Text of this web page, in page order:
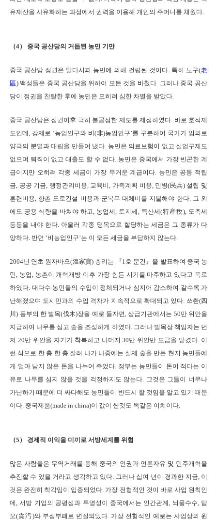
유재산을 사유화하는 과정에서 권력을 이용해 개인의 주머니를 채웠다.
（4） 중국 공산당의 거듭된 농민 기만
중국 공산당 정권은 알다시피 농민에 의해 건립된 것이다. 특히 노구(老
區) 백성들은 중국 공산당을 위하여 모든 것을 바쳤다. 그러나 중국 공산
당이 정권을 찬탈한 후에 농민은 오히려 심한 차별을 받았다.
중국 공산당은 집권이후 극히 불공정한 제도를 제정하였다. 바로 호적제
도인데, 강제로 ‘농업인구와 비(非)농업인구’를 구분하여 국가가 임의로
양극의 분열과 대립을 만들어 냈다. 농민은 의료보험이 없고 실업구제도
없으며 퇴직이 없고 대출도 할 수 없다. 농민은 중국에서 가장 빈곤한 계
급이지만 오히려 각종 세금이 가장 무거운 계급이다. 농민은 공동 적립
금, 공공 기금, 행정관리비용, 교육비, 가족계획 비용, 민병(民兵) 설립 및
훈련비용, 향촌 도로건설 비용과 군복무 대체비를 지불해야 한다. 그 외
에도 공용 식량을 바쳐야 하고, 농업세, 토지세, 특산세(特産稅), 도축세
등등을 내야 한다. 아울러 각종 명목으로 할당하는 세금은 그 종류가 다
양하다. 반면 ‘비농업인구’는 이 모든 세금을 부담하지 않는다.
2004년 연초 원자바오(溫家寶) 총리는 『1호 문건』을 발표하여 중국 농
민, 농업, 농촌이 개혁개방 이후 가장 힘든 시기를 마주하고 있다고 폭로
하였다. 대다수 농민들의 수입이 정체되거나 심지어 감소하여 갈수록 가
난해졌으며 도시민과의 수입 격차가 지속적으로 확대되고 있다. 쓰촨(四
川) 동부의 한 벌목(伐木)장을 예로 들자면, 상급기관에서는 50만 위안을
지급하여 나무를 심고 숲을 조성하게 하였다. 그러나 벌목장 책임자는 먼
저 20만 위안을 자기가 착복하고 나머지 30만 위안만 도급을 맡겼다. 이
런 식으로 한 층 한 층 잘려 나가 나중에는 실제 숲을 만든 현지 농민들에
게 얼마 남지 않은 돈을 나누어 주었다. 정부는 농민들이 돈이 적다는 이
유로 나무를 심지 않을 것을 걱정하지도 않는다. 그것은 그들이 너무나
가난하기 때문에 더 싸다해도 농민들이 반드시 할 것임을 알고 있기 때문
이다. 중국제품(made in china)이 값이 싼것도 똑같은 이치이다.
（5） 경제적 이익을 미끼로 서방세계를 위협
많은 사람들은 무역거래를 통해 중국의 인권과 언론자유 및 민주개혁을
추진할 수 있을 거라고 생각하고 있다. 그러나 십여 년이 경과한 지금, 이
것은 완전히 착각임이 입증되었다. 가장 전형적인 것이 바로 사업 원칙인
데, 서방 기업의 공평성과 투명성이 중국에서는 인간관계, 뇌물수수, 탐
오(貪汚)와 부정부패로 변질되었다. 가장 전형적인 예로는 사업상의 원